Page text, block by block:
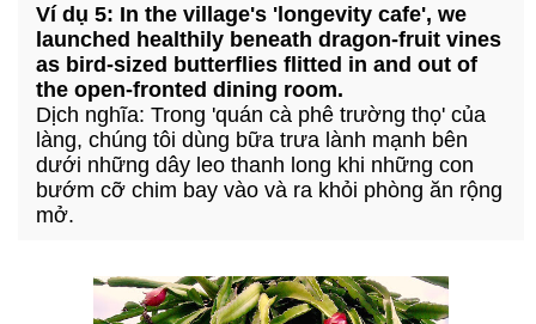
Ví dụ 5: In the village's 'longevity cafe', we
launched healthily beneath dragon-fruit vines
as bird-sized butterflies flitted in and out of
the open-fronted dining room.
Dịch nghĩa: Trong 'quán cà phê trường thọ' của
làng, chúng tôi dùng bữa trưa lành mạnh bên
dưới những dây leo thanh long khi những con
bướm cỡ chim bay vào và ra khỏi phòng ăn rộng
mở.